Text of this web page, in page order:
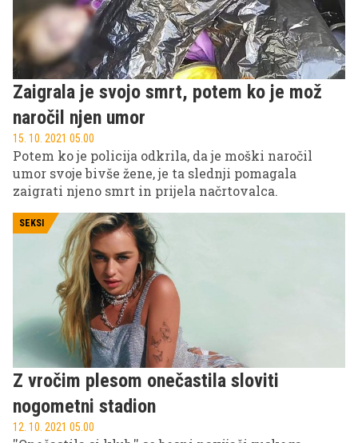
Zaigrala je svojo smrt, potem ko je mož
naročil njen umor
15. 10. 2021 05.00
Potem ko je policija odkrila, da je moški naročil
umor svoje bivše žene, je ta slednji pomagala
zaigrati njeno smrt in prijela načrtovalca.
SEKSI
Z vročim plesom onečastila sloviti
nogometni stadion
12. 10. 2021 05.00